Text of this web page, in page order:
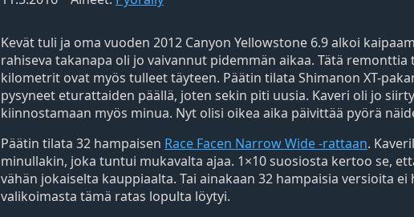
Kevät tuli ja oma vuoden 2012 Canyon Yellowstone 6.9 alkoi
rahiseva takanapa oli jo vaivannut pidemmän aikaa. Tätä
kilometrit ovat myös tulleet täyteen. Päätin tilata Shimanon XT-
pysyneet eturattaiden päällä, joten sekin piti uusia. Kaveri oli jo
kiinnostamaan myös minua. Nyt olisi oikea aika päivittää pyörä
Päätin tilata 32 hampaisen Race Facen Narrow Wide -rattaan.
minullakin, joka tuntui mukavalta ajaa. 1×10 suosiosta kertoo se,
vähän jokaiselta kauppiaalta. Tai ainakaan 32 hampaisia versioita
valikoimasta tämä ratas lopulta löytyi.